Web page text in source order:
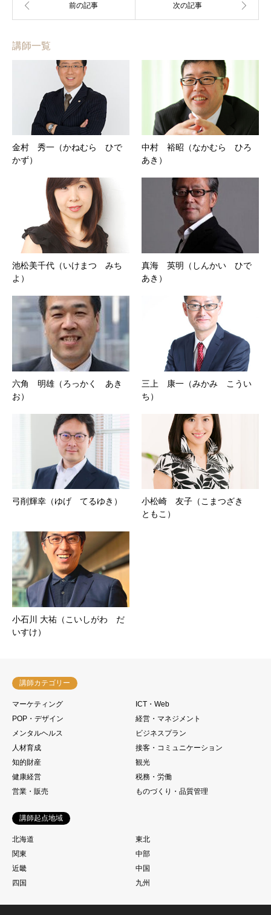
講師一覧
金村 秀一（かねむら ひで
かず）
中村 裕昭（なかむら ひろ
あき）
池松美千代（いけまつ みち
よ）
真海 英明（しんかい ひで
あき）
六角 明雄（ろっかく あき
お）
三上 康一（みかみ こうい
ち）
弓削輝幸（ゆげ てるゆき）
小松崎 友子（こまつざき
ともこ）
小石川 大祐（こいしがわ だ
いすけ）
講師カテゴリー
マーケティング
ICT・Web
POP・デザイン
経営・マネジメント
メンタルヘルス
ビジネスプラン
人材育成
接客・コミュニケーション
知的財産
観光
健康経営
税務・労働
営業・販売
ものづくり・品質管理
講師起点地域
北海道
東北
関東
中部
近畿
中国
四国
九州